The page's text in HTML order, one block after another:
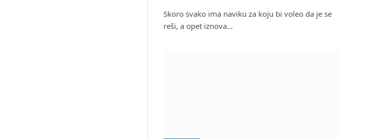
Skoro svako ima naviku za koju bi voleo da je se
reši, a opet iznova…